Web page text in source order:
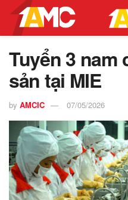
Tuyển 3 nam
sản tại MIE
by AMCIC 07/05/2026